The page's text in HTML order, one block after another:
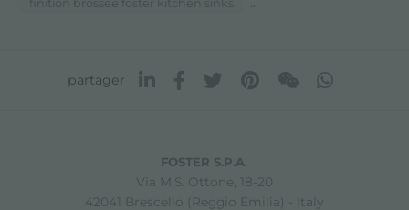
finition brossée foster kitchen sinks
partager
FOSTER S.P.A.
Via M.S. Ottone, 18-20
42041 Brescello (Reggio Emilia) - Italy